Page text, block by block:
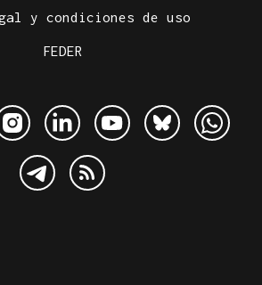
y condiciones de uso
FEDER